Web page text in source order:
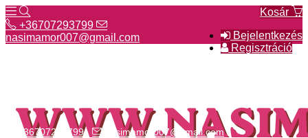
Kosár
Bejelentkezés
Regisztráció
+36707293799
nasimamor007@gmail.com
+36707293799 nasimamor007@gmail.com